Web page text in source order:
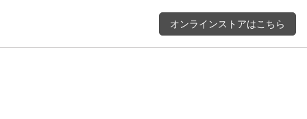
オンラインストアはこちら